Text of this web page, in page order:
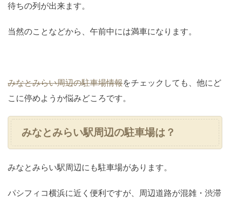
待ちの列が出来ます。
当然のことなどから、午前中には満車になります。
みなとみらい周辺の駐車場情報をチェックしても、他にど
こに停めようか悩みどころです。
みなとみらい駅周辺の駐車場は？
みなとみらい駅周辺にも駐車場があります。
パシフィコ横浜に近く便利ですが、周辺道路が混雑・渋滞